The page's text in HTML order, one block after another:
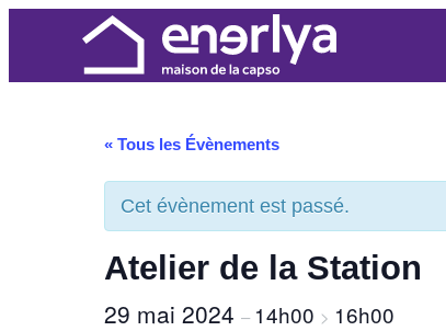
« Tous les Évènements
Cet évènement est passé.
Atelier de la Station
29 mai 2024– 14h00 > 16h00